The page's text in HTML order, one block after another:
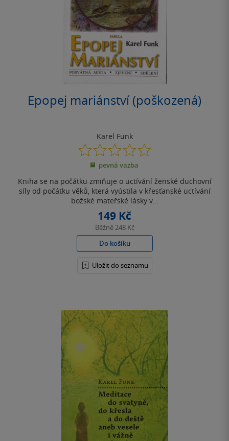
Epopej mariánství (poškozená)
Karel Funk
0.0
z
5
pevná vazba
Kniha se na počátku zmiňuje o uctívání ženské duchovní
síly od počátku věků, která vyústila v křesťanské uctívání
božské mateřské lásky v...
149 Kč
Běžně248 Kč
Do košíku
Uložit do seznamu